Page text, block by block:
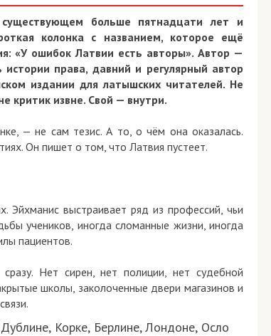
больше пятнадцати лет и
колонка с названием, которое ещё
«У ошибок Латвии есть авторы». Автор —
права, давний и регулярный автор
издании для латышских читателей. Не
критик извне. Свой — внутри.
— не сам тезис. А то, о чём она оказалась.
Он пишет о том, что Латвия пустеет.
Эйхманис выстраивает ряд из профессий, чьи
учеников, иногда сломанные жизни, иногда
пациентов.
Нет сирен, нет полиции, нет судебной
школы, заколоченные двери магазинов и
Корке, Берлине, Лондоне, Осло